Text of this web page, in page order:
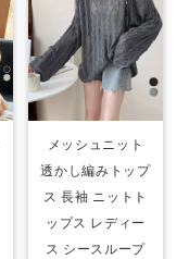
メッシュニット
透かし編みトップ
ス 長袖 ニットト
ップス レディー
ス シースループ